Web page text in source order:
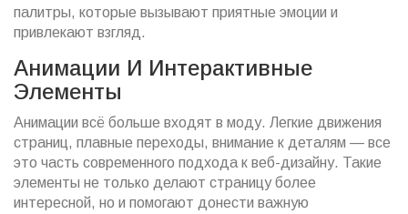
палитры, которые вызывают приятные эмоции и
привлекают взгляд.
Анимации И Интерактивные
Элементы
Анимации всё больше входят в моду. Легкие движения
страниц, плавные переходы, внимание к деталям — все
это часть современного подхода к веб-дизайну. Такие
элементы не только делают страницу более
интересной, но и помогают донести важную